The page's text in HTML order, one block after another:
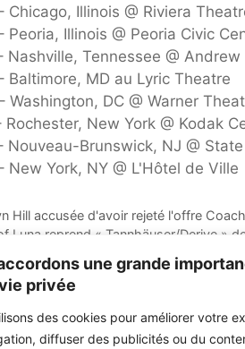
une grande
privée
des cookies pour améliorer votre
diffuser des publicités ou du
Chicago, Illinois @ Riviera
Peoria, Illinois @ Peoria Civic
Nashville, Tennessee @ Andrew
Baltimore, MD au Lyric Theatre
Washington, DC @ Warner
Rochester, New York @ Kodak
Nouveau-Brunswick, NJ @
New York, NY @ L'Hôtel de Ville
Hill accusée d'avoir rejeté l'offre
Luna reprend « Tannhäuser/Derive »